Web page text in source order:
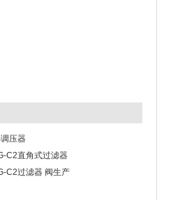
压器
C2直角式过滤器
C2过滤器 阀生产